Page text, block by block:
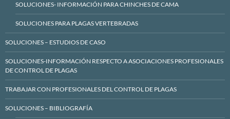
SOLUCIONES- INFORMACIÓN PARA CHINCHES DE CAMA
SOLUCIONES PARA PLAGAS VERTEBRADAS
SOLUCIONES – ESTUDIOS DE CASO
SOLUCIONES-INFORMACIÓN RESPECTO A ASOCIACIONES PROFESIONALES
DE CONTROL DE PLAGAS
TRABAJAR CON PROFESIONALES DEL CONTROL DE PLAGAS
SOLUCIONES – BIBLIOGRAFÍA